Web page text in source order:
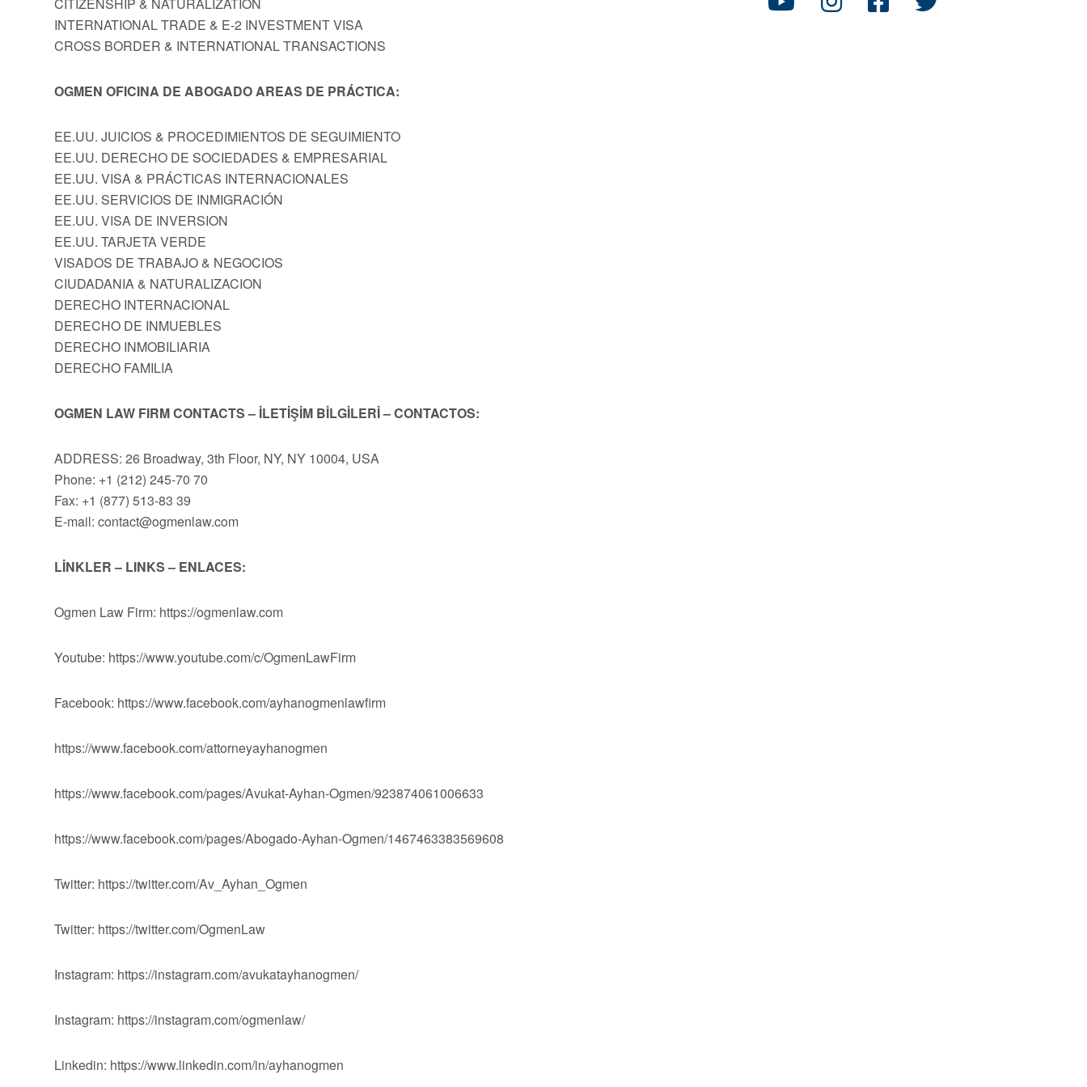
INTERNATIONAL TRADE & E-2 INVESTMENT VISA
CROSS BORDER & INTERNATIONAL TRANSACTIONS
OGMEN OFICINA DE ABOGADO AREAS DE PRÁCTICA:
EE.UU. JUICIOS & PROCEDIMIENTOS DE SEGUIMIENTO
EE.UU. DERECHO DE SOCIEDADES & EMPRESARIAL
EE.UU. VISA & PRÁCTICAS INTERNACIONALES
EE.UU. SERVICIOS DE INMIGRACIÓN
EE.UU. VISA DE INVERSION
EE.UU. TARJETA VERDE
VISADOS DE TRABAJO & NEGOCIOS
CIUDADANIA & NATURALIZACION
DERECHO INTERNACIONAL
DERECHO DE INMUEBLES
DERECHO INMOBILIARIA
DERECHO FAMILIA
OGMEN LAW FIRM CONTACTS – İLETİŞİM BİLGİLERİ – CONTACTOS:
ADDRESS: 26 Broadway, 3th Floor, NY, NY 10004, USA
Phone: +1 (212) 245-70 70
Fax: +1 (877) 513-83 39
E-mail: contact@ogmenlaw.com
LİNKLER – LINKS – ENLACES:
Ogmen Law Firm: https://ogmenlaw.com
Youtube: https://www.youtube.com/c/OgmenLawFirm
Facebook: https://www.facebook.com/ayhanogmenlawfirm
https://www.facebook.com/attorneyayhanogmen
https://www.facebook.com/pages/Avukat-Ayhan-Ogmen/923874061006633
https://www.facebook.com/pages/Abogado-Ayhan-Ogmen/1467463383569608
Twitter: https://twitter.com/Av_Ayhan_Ogmen
Twitter: https://twitter.com/OgmenLaw
Instagram: https://instagram.com/avukatayhanogmen/
Instagram: https://instagram.com/ogmenlaw/
Linkedin: https://www.linkedin.com/in/ayhanogmen